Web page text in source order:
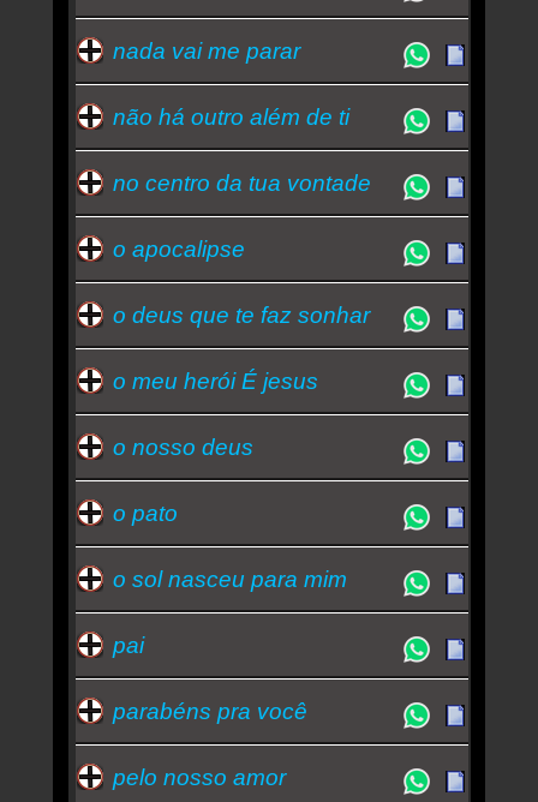
nada vai me parar
não há outro além de ti
no centro da tua vontade
o apocalipse
o deus que te faz sonhar
o meu herói É jesus
o nosso deus
o pato
o sol nasceu para mim
pai
parabéns pra você
pelo nosso amor